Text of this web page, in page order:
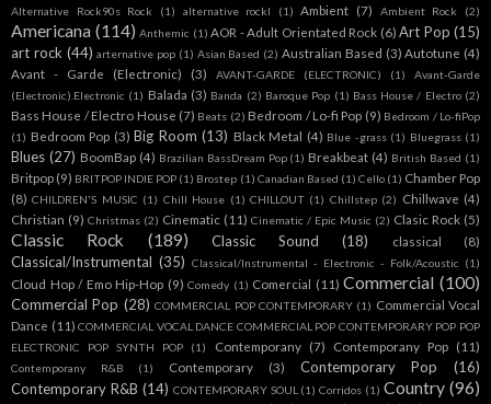
Alternative Rock90s Rock
(1) alternative rockl (1) Ambient (7) Ambient Rock (2)
Americana (114) Anthemic (1) AOR - Adult Orientated Rock (6) Art Pop (15)
art rock (44) arternative pop (1) Asian Based (2) Australian Based (3) Autotune (4)
Avant - Garde (Electronic)
(3) AVANT-GARDE (ELECTRONIC) (1)
Avant-Garde
(Electronic).Electronic (1) Balada (3) Banda (2) Baroque Pop (1) Bass House / Electro (2)
Bass House / Electro House (7) Beats (2) Bedroom / Lo-fi Pop (9) Bedroom / Lo-fiPop
(1) Bedroom Pop (3) Big Room (13) Black Metal (4) Blue -grass (1) Bluegrass (1)
Blues (27) BoomBap (4) Brazilian BassDream Pop (1) Breakbeat (4) British Based (1)
Britpop (9) BRITPOP INDIE POP (1) Brostep (1) Canadian Based (1) Cello (1) Chamber Pop
(8) CHILDREN'S MUSIC (1) Chill House (1) CHILLOUT (1) Chillstep (2) Chillwave (4)
Christian (9) Christmas (2) Cinematic (11) Cinematic / Epic Music (2) Clasic Rock (5)
Classic Rock (189) Classic Sound (18) classical (8)
Classical/Instrumental (35) Classical/Instrumental - Electronic - Folk/Acoustic (1)
Cloud Hop / Emo Hip-Hop (9) Comedy (1) Comercial (11) Commercial (100)
Commercial Pop (28) COMMERCIAL POP CONTEMPORARY (1) Commercial Vocal
Dance (11) COMMERCIAL VOCAL DANCE COMMERCIAL POP CONTEMPORARY POP POP
ELECTRONIC POP SYNTH POP
(1) Contemporany (7) Contemporany Pop (11)
Contemporany R&B (1) Contemporary (3) Contemporary Pop
(16)
Contemporary R&B (14) CONTEMPORARY SOUL (1) Corridos (1) Country (96)